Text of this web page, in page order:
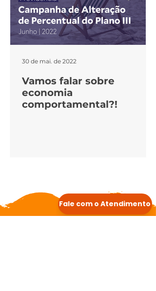
Vamos falar sobre
economia
comportamental?!
30 de mai. de 2022